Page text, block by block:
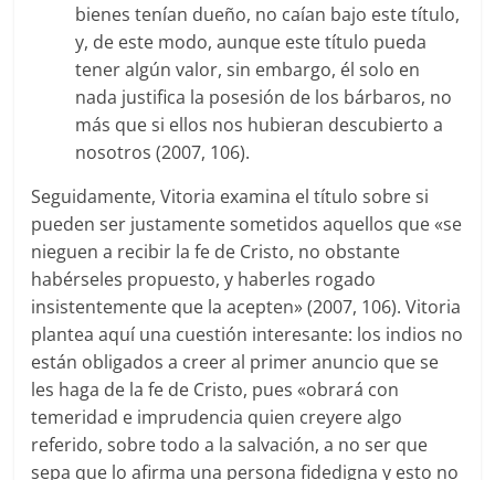
bienes tenían dueño, no caían bajo este título,
y, de este modo, aunque este título pueda
tener algún valor, sin embargo, él solo en
nada justifica la posesión de los bárbaros, no
más que si ellos nos hubieran descubierto a
nosotros (2007, 106).
Seguidamente, Vitoria examina el título sobre si
pueden ser justamente sometidos aquellos que «se
nieguen a recibir la fe de Cristo, no obstante
habérseles propuesto, y haberles rogado
insistentemente que la acepten» (2007, 106). Vitoria
plantea aquí una cuestión interesante: los indios no
están obligados a creer al primer anuncio que se
les haga de la fe de Cristo, pues «obrará con
temeridad e imprudencia quien creyere algo
referido, sobre todo a la salvación, a no ser que
sepa que lo afirma una persona fidedigna y esto no